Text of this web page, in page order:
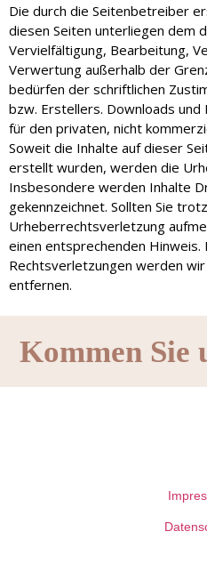
Die durch die Seitenbetreiber
diesen Seiten unterliegen dem
Vervielfältigung, Bearbeitung,
Verwertung außerhalb der
bedürfen der schriftlichen
bzw. Erstellers. Downloads
für den privaten, nicht
Soweit die Inhalte auf dieser
erstellt wurden, werden die
Insbesondere werden Inhalte
gekennzeichnet. Sollten Sie
Urheberrechtsverletzung
einen entsprechenden Hinweis.
Rechtsverletzungen werden
entfernen.
Kommen Sie